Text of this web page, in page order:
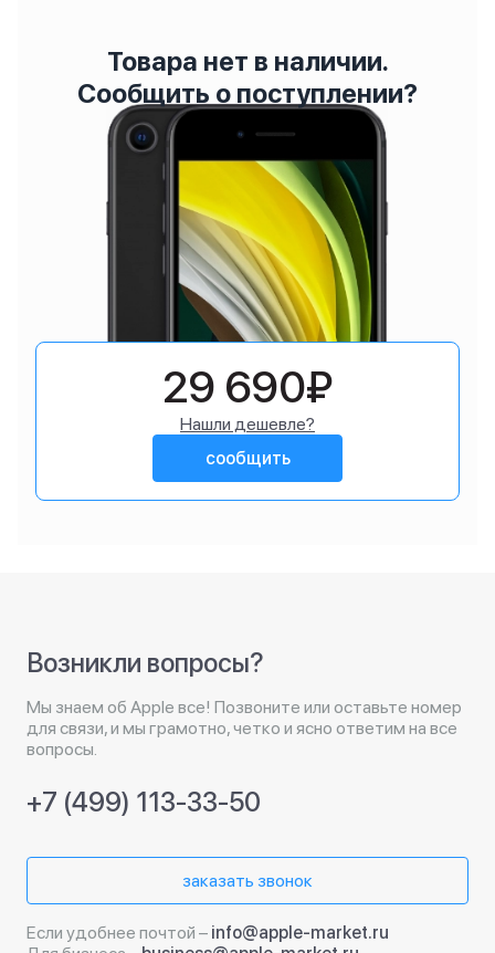
Товара нет в наличии.
Сообщить о поступлении?
29 690₽
Нашли дешевле?
сообщить
Возникли вопросы?
Мы знаем об Apple все! Позвоните или оставьте номер
для связи, и мы грамотно, четко и ясно ответим на все
вопросы.
+7 (499) 113-33-50
заказать звонок
Если удобнее почтой – info@apple-market.ru